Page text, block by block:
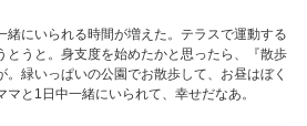
緒にいられる時間が増えた。テラスで運動する
とうと。身支度を始めたかと思ったら、『散歩
。緑いっぱいの公園でお散歩して、お昼はぼく
と1日中一緒にいられて、幸せだなあ。